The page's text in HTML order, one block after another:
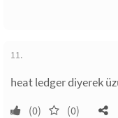
11.
heat ledger diyerek
(0) (0)